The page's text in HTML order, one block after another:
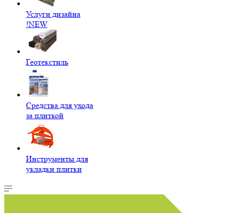
Услуги дизайна
!NEW
Геотекстиль
Средства для ухода
за плиткой
Инструменты для
укладки плитки